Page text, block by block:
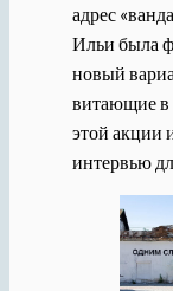
адрес
Ильи была
новый
витающие в
этой акции
интервью